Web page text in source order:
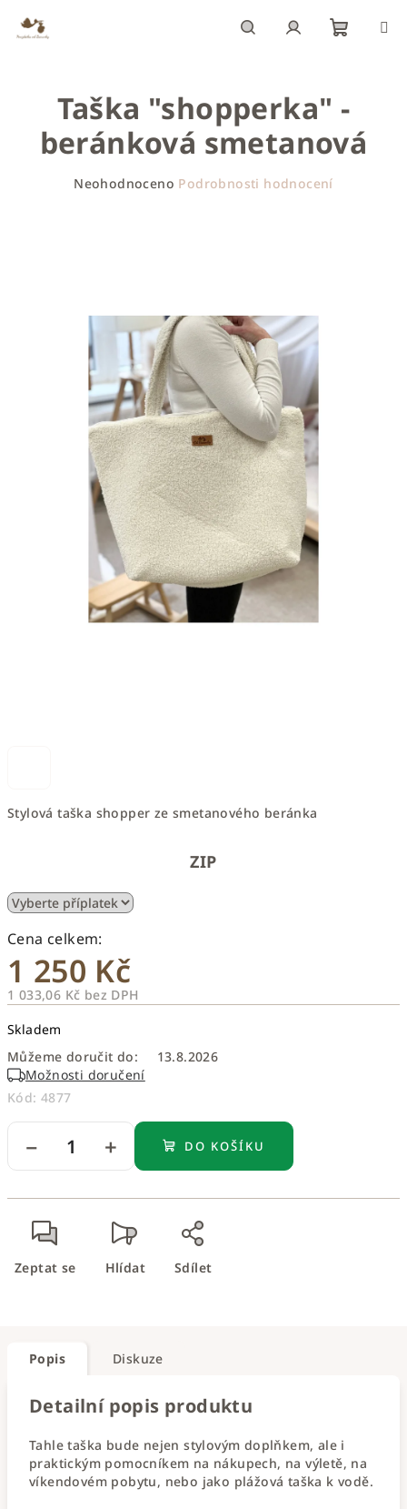
obsah
košík
Stylová taška shopper ze smetanového beránka
ZIP
1 250 Kč
1 033,06 Kč bez DPH
cena:
Skladem
Můžeme doručit do:
13.8.2026
Možnosti doručení
Kód: 4877
+
− DO KOŠÍKU
Zeptat se Hlídat Sdílet
Taška "shopperka" -
beránková smetanová
Neohodnoceno Podrobnosti hodnocení
Popis Diskuze
Detailní popis produktu
Tahle taška bude nejen stylovým doplňkem, ale i
praktickým pomocníkem na nákupech, na výletě, na
víkendovém pobytu, nebo jako plážová taška k vodě.